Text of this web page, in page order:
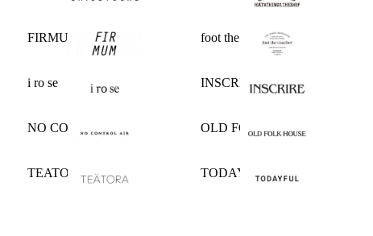
FIRMUM foot the coacher
i ro se INSCRIRE
NO CONTROL AIR OLD FOLK HOUSE
TEATORA TODAYFUL